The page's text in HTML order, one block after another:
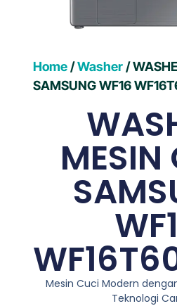
Home/Washer/
SAMSUNG WF16
MESIN
Mesin Cuci Modern
Teknologi